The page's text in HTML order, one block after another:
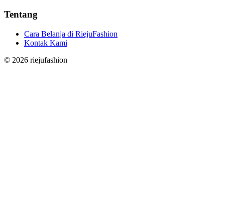
Tentang
Cara Belanja di RiejuFashion
Kontak Kami
© 2026 riejufashion